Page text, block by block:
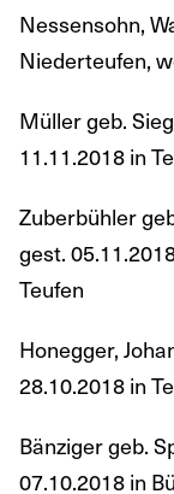
Nessensohn,
Niederteufen,
Müller geb.
11.11.2018 in
Zuberbühler
gest.
Teufen
Honegger,
28.10.2018 in
Bänziger geb.
07.10.2018 in